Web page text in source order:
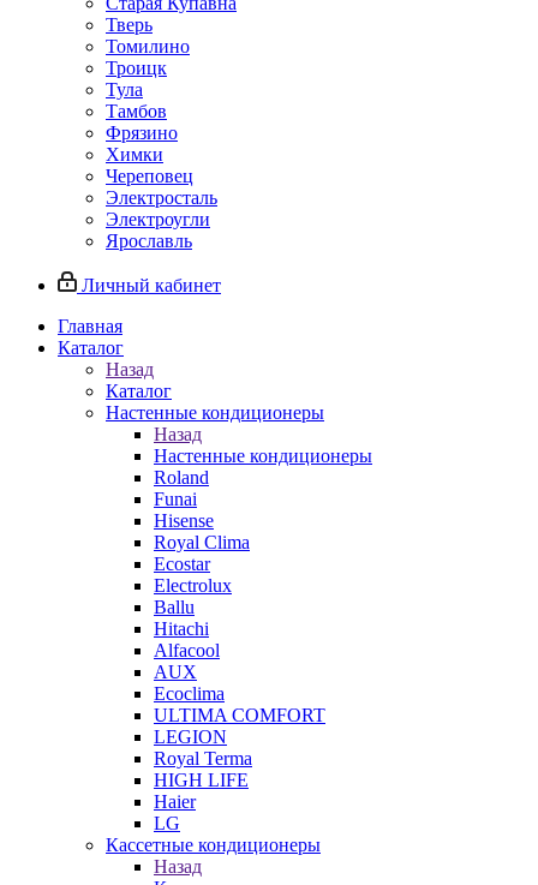
Тверь
Томилино
Троицк
Тула
Тамбов
Фрязино
Химки
Череповец
Электросталь
Электроугли
Ярославль
Личный кабинет
Главная
Каталог
Назад
Каталог
Настенные кондиционеры
Назад
Настенные кондиционеры
Roland
Funai
Hisense
Royal Clima
Ecostar
Electrolux
Ballu
Hitachi
Alfacool
AUX
Ecoclima
ULTIMA COMFORT
LEGION
Royal Terma
HIGH LIFE
Haier
LG
Кассетные кондиционеры
Назад